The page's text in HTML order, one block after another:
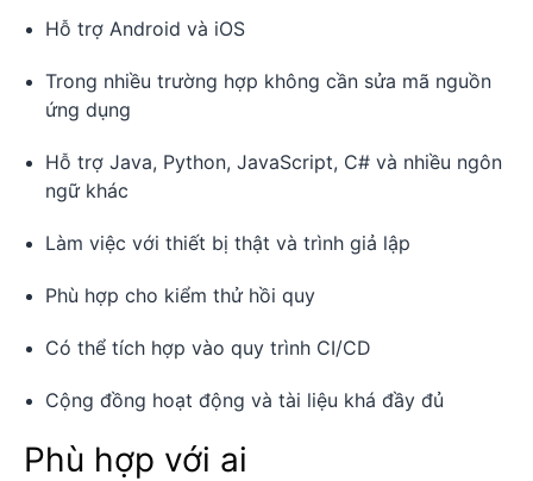
Hỗ trợ Android và iOS
Trong nhiều trường hợp không cần sửa mã nguồn
ứng dụng
Hỗ trợ Java, Python, JavaScript, C# và nhiều ngôn
ngữ khác
Làm việc với thiết bị thật và trình giả lập
Phù hợp cho kiểm thử hồi quy
Có thể tích hợp vào quy trình CI/CD
Cộng đồng hoạt động và tài liệu khá đầy đủ
Phù hợp với ai